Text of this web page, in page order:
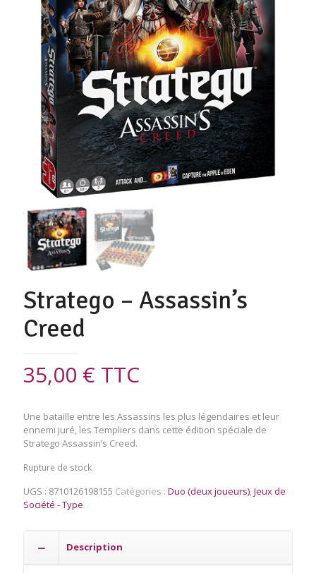
Stratego – Assassin’s
Creed
35,00 € TTC
Une bataille entre les Assassins les plus légendaires et leur
ennemi juré, les Templiers dans cette édition spéciale de
Stratego Assassin’s Creed.
Rupture de stock
UGS : 8710126198155 Catégories : Duo (deux joueurs) Jeux de
Société - Type
Description